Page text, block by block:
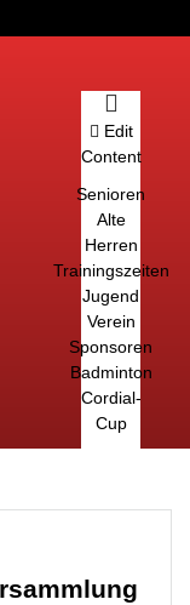
Edit
Content
Senioren
Alte
Herren
Trainingszeiten
Jugend
Verein
Sponsoren
Badminton
Cordial-
Cup